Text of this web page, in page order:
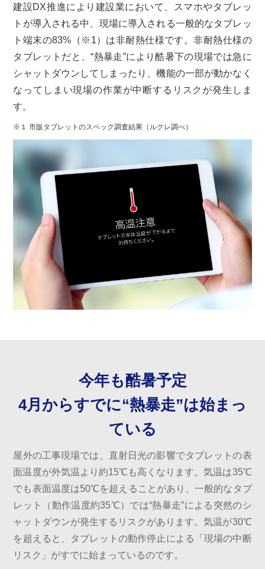
建設DX推進により建設業において、スマホやタブレッ
トが導入される中、現場に導入される一般的なタブレッ
ト端末の83%（※1）は非耐熱仕様です。非耐熱仕様の
タブレットだと、“熱暴走”により酷暑下の現場では急に
シャットダウンしてしまったり、機能の一部が動かなく
なってしまい現場の作業が中断するリスクが発生しま
す。
※１ 市販タブレットのスペック調査結果（ルクレ調べ）
今年も酷暑予定
4月からすでに“熱暴走”は始まっ
ている
屋外の工事現場では、直射日光の影響でタブレットの表
面温度が外気温より約15℃も高くなります。気温は35℃
でも表面温度は50℃を超えることがあり、一般的なタブ
レット（動作温度約35℃）では“熱暴走”による突然のシ
ャットダウンが発生するリスクがあります。気温が30℃
を超えると、タブレットの動作停止による「現場の中断
リスク」がすでに始まっているのです。